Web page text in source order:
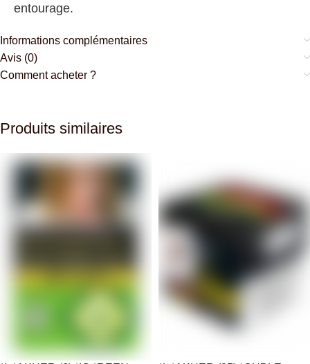
entourage.
Informations complémentaires
Avis (0)
Comment acheter ?
Produits similaires